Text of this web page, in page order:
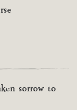
sorrow to